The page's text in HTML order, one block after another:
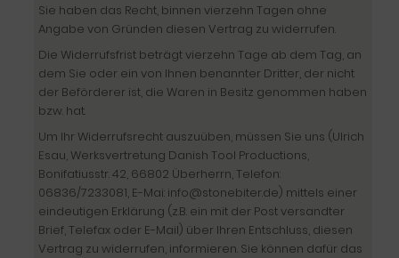
Sie haben das Recht, binnen vierzehn Tagen ohne
Angabe von Gründen diesen Vertrag zu widerrufen.
Die Widerrufsfrist beträgt vierzehn Tage ab dem Tag, an
dem Sie oder ein von Ihnen benannter Dritter, der nicht
der Beförderer ist, die Waren in Besitz genommen haben
bzw. hat.
Um Ihr Widerrufsrecht auszuüben, müssen Sie uns (Ulrich
Esau, Werksvertretung Danish Tool Productions,
Bonifatiusstr. 42, 66802 Überherrn, Telefon:
06836/7233081, E-Mai: info@stonebiter.de) mittels einer
eindeutigen Erklärung (z.B. ein mit der Post versandter
Brief, Telefax oder E-Mail) über Ihren Entschluss, diesen
Vertrag zu widerrufen, informieren. Sie können dafür das